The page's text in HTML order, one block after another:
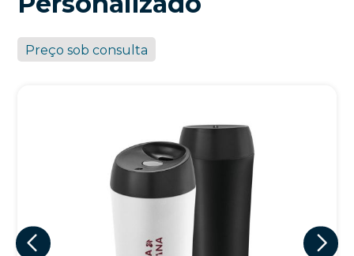
Preço sob consulta
+55
Eu concordo em receber comunicações.
A nossa empresa está comprometida a proteger e respeitar
sua privacidade, utilizaremos seus dados apenas para fins
de marketing. Você pode alterar suas preferências a